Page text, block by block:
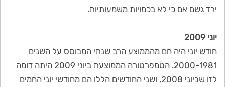
ירד גשם אם כי לא בכמויות משמעותיות.
יוני 2009
חודש יוני היה חם מהממוצע הרב שנתי המבוסס על השנים
2000-1981. הטמפרטורה הממוצעת ביוני 2009 היתה דומה
לזו שביוני 2008, ושני החודשים הללו הם מחודשי יוני החמים